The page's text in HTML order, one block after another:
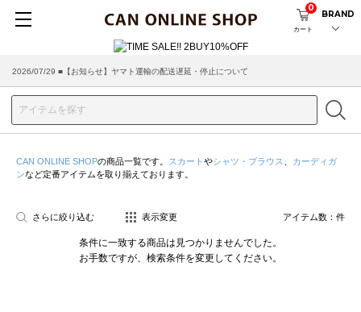
カート
0
BRAND
2026/07/29 ■【お知らせ】ヤマト運輸の配送遅延・停止について
CAN ONLINE SHOPの商品一覧です。 スカート やシャツ・ブラウス
カーディガ
ンなど定番アイテムを取り揃えております。
さらに絞り込む 表示変更 アイテム数： 件
条件に一致する商品は見つかりませんでした。
お手数ですが、検索条件を変更してください。